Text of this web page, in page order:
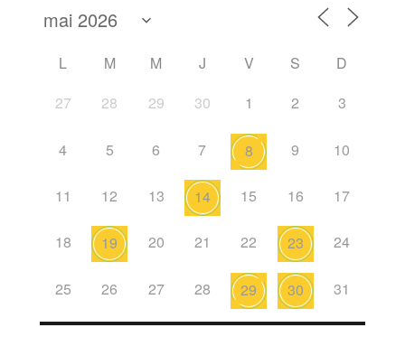
L M M J V S
D
27
28 29 30 1 2 3
4 5 6 7 8 9 10
11 12 13 14 15 16 17
18 19 20 21 22 23 24
25 26 27 28 29 30 31